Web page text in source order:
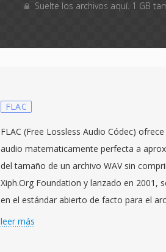
Suelte los archivos aquí. 1 GB
FLAC
FLAC (Free Lossless Audio Códec)
audio matematicamente perfecta a
del tamaño de un archivo WAV sin
Xiph.Org Foundation y lanzado en 2001,
en el estándar abierto de facto para el
pérdida. El codificador aplica prediccion
leer más